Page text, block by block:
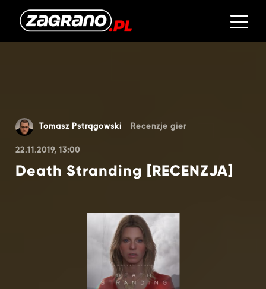
Tomasz Pstrągowski Recenzje gier
22.11.2019, 13:00
Death Stranding [RECENZJA]